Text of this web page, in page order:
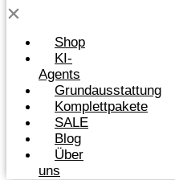
Shop
KI-
Agents
Grundausstattung
Komplettpakete
SALE
Blog
Über
uns